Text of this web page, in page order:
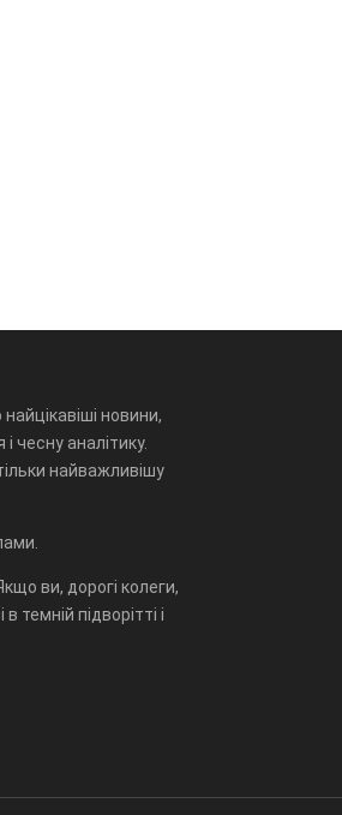
новини,
чесну аналітику.
найважливішу
ви, дорогі колеги,
підворітті і